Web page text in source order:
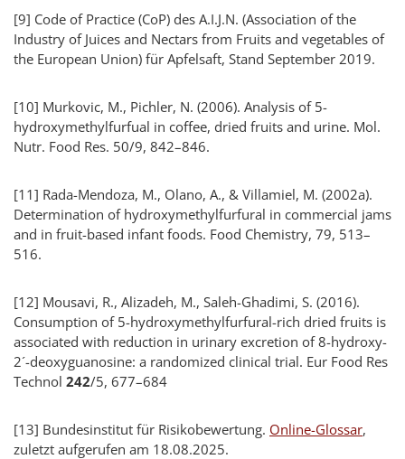
[9] Code of Practice (CoP) des A.I.J.N. (Association of the
Industry of Juices and Nectars from Fruits and vegetables of
the European Union) für Apfelsaft, Stand September 2019.
[10] Murkovic, M., Pichler, N. (2006). Analysis of 5-
hydroxymethylfurfual in coffee, dried fruits and urine. Mol.
Nutr. Food Res. 50/9, 842–846.
[11] Rada-Mendoza, M., Olano, A., & Villamiel, M. (2002a).
Determination of hydroxymethylfurfural in commercial jams
and in fruit-based infant foods. Food Chemistry, 79, 513–
516.
[12] Mousavi, R., Alizadeh, M., Saleh-Ghadimi, S. (2016).
Consumption of 5-hydroxymethylfurfural-rich dried fruits is
associated with reduction in urinary excretion of 8-hydroxy-
2´-deoxyguanosine: a randomized clinical trial. Eur Food Res
Technol 242/5, 677–684
[13] Bundesinstitut für Risikobewertung. Online-Glossar,
zuletzt aufgerufen am 18.08.2025.